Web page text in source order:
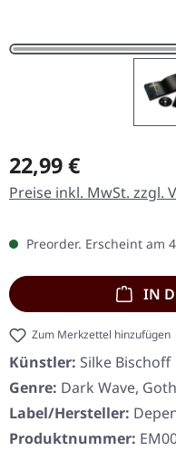
Regulärer Preis:
22,99 €
Preise inkl. MwSt. zzgl.
Preorder. Erscheint am
IN
Zum Merkzettel hinzufügen
Künstler: Silke Bischoff
Genre: Dark Wave,
Label/Hersteller:
Produktnummer: